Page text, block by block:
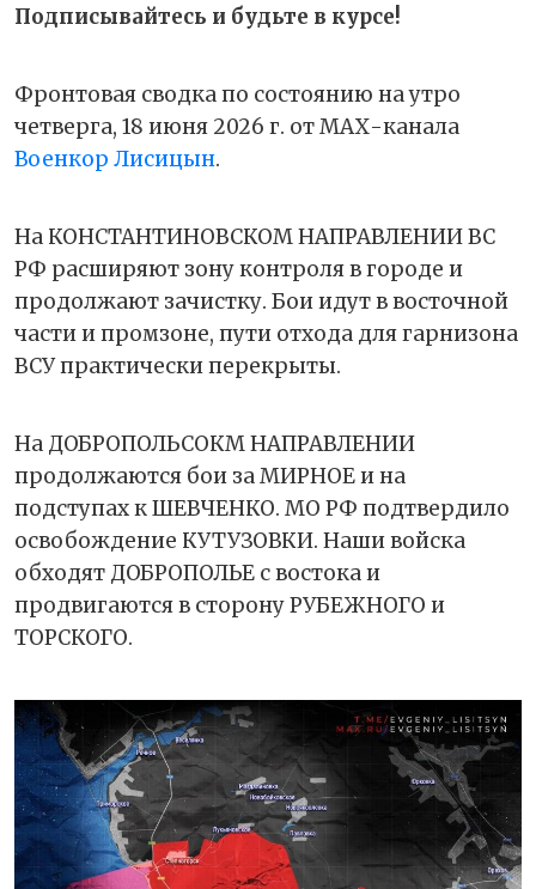
Подписывайтесь и будьте в курсе!
Фронтовая сводка по состоянию на утро
четверга, 18 июня 2026 г. от МАХ-канала
Военкор Лисицын.
На КОНСТАНТИНОВСКОМ НАПРАВЛЕНИИ ВС
РФ расширяют зону контроля в городе и
продолжают зачистку. Бои идут в восточной
части и промзоне, пути отхода для гарнизона
ВСУ практически перекрыты.
На ДОБРОПОЛЬСОКМ НАПРАВЛЕНИИ
продолжаются бои за МИРНОЕ и на
подступах к ШЕВЧЕНКО. МО РФ подтвердило
освобождение КУТУЗОВКИ. Наши войска
обходят ДОБРОПОЛЬЕ с востока и
продвигаются в сторону РУБЕЖНОГО и
ТОРСКОГО.